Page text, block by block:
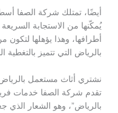
أيضًا، تمتلك شركة الصفا
يُمكّنها من الاستجابة
أطرافها، وهذا يؤهلها
بالرياض التي تتميز بالتغطية
نشتري أثاث مستعمل
تقدم شركة الصفا خدمات
بالرياض”، وهو الشعار